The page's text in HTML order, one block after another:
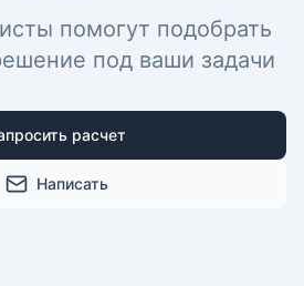
помогут подобрать
под ваши задачи
расчет
Написать